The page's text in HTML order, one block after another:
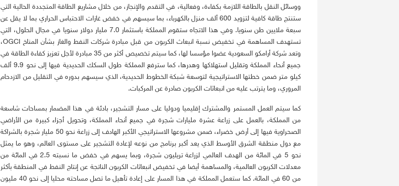
ووسائل النقل بالطاقة اللازمة بكفاءة، وفعالية، في التقدم والإنجاز، من خلال مشاريع الطاقة المتجددة الحالية التي
ستنتج طاقة كافية لتزويد 600 ألف منزل بالكهرباء، بما سيسهم في خفض غازات الاحتباس الحراري بما لا يقل عن
سبعة ملايين طن سنويا. وفي هذا الاتجاه ستقوم المملكة باستثمار 7.0 مليار دولار سنويا في مجال الحلول، التي
تستهدف المساهمة في تخفيض نسبة انبعاث الكربون من قبل مبادرة شركات النفط والغاز بشأن المناخ OGCI،
وتعد شركة أرامكو السعودية عضوا مؤسسا لها، كما سيتم تخصيص أكثر من 35 مبادرة لأجل تعزيز كفاءة الطاقة في
جميع أنحاء المملكة وتقليل استهلاكها وهدرها، كما سترفع المملكة طول السكك الحديدية فيها إلى نحو 9.9 ألف
كيلو متر ضمن خطتها الاستراتيجية لتوسعة شبكة الخطوط الحديدية، الذي سيسهم بدوره في التقليل من الازدحام
المروري، وما يترتب عليه من انبعاثات الكربون صادرة عن المركبات.
كما سيتم العمل المستمر والمشترك إقليميا ودوليا على مسار التشجير، بادئة في هذا المضمار بمساحات شاسعة
من المملكة، بالعمل على زراعة عشرة مليارات شجرة في جميع أنحاء المملكة، وتحويل أجزاء كبيرة من الأراضي
الصحراوية فيها إلى أرض خضراء، ضمن مشروعها الاستراتيجي الأكبر الهادف إلى زراعة نحو 50 مليار شجرة بالشراكة
مع دول منطقة الشرق الأوسط الذي يعد أكبر برنامج من نوعه لإعادة التشجير على مستوى العالم، وهو ما يمثل
نحو 5 في المائة من الهدف العالمي لزراعة تريليون شجرة، وبما يسهم في خفض ما نسبته 2.5 في المائة من
معدلات الكربون العالمية، والمساهمة أيضا في تخفيض انبعاثات الكربون الناتجة عن إنتاج النفط في المنطقة بأكثر
من 60 في المائة. كما ستعمل المملكة في هذا المسار على إعادة تأهيل ما تصل مساحته محليا إلى نحو 40 مليون